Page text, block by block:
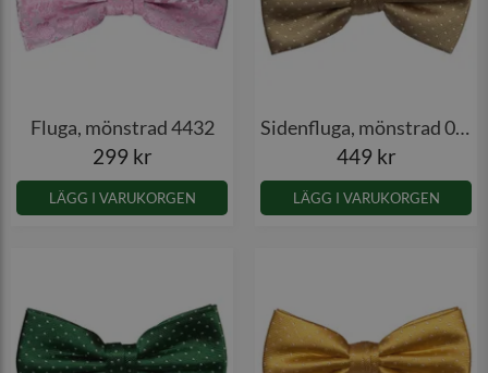
Fluga, mönstrad 4432
299 kr
LÄGG I VARUKORGEN
Sidenfluga, mönstrad 001
449 kr
LÄGG I VARUKORGEN